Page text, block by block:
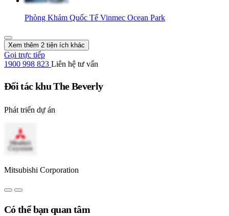
Phòng Khám Quốc Tế Vinmec Ocean Park
Xem thêm 2 tiện ích khác
Gọi trực tiếp
1900 998 823 Liên hệ tư vấn
Đối tác khu The Beverly
Phát triển dự án
Mitsubishi Corporation
Có thể bạn quan tâm